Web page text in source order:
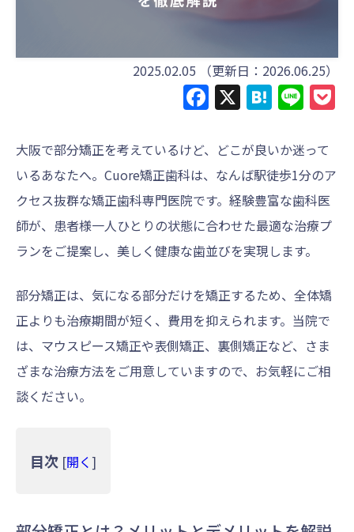
2025.02.05 （更新日：2026.06.25）
Facebook
X Line
大阪で部分矯正を考えているけど、どこが良いか迷って
いるあなたへ。Cuore矯正歯科は、なんば駅徒歩1分のア
クセス抜群な矯正歯科専門医院です。経験豊富な歯科医
師が、患者様一人ひとりの状態に合わせた最適な治療プ
ランをご提案し、美しく健康な歯並びを実現します。
部分矯正は、気になる部分だけを矯正するため、全体矯
正よりも治療期間が短く、費用を抑えられます。当院で
は、マウスピース矯正や表側矯正、裏側矯正など、さま
ざまな治療方法をご用意していますので、お気軽にご相
談ください。
目次 [開く ]